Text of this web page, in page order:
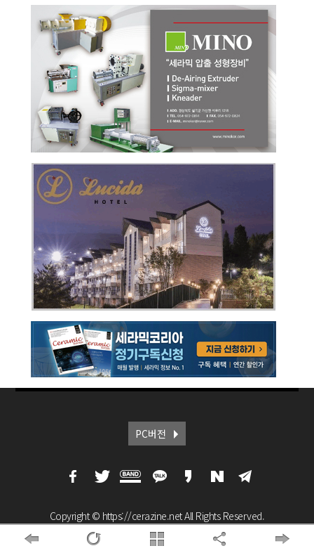
PC버전
Copyright © https://cerazine.net All Rights Reserved.
모든 콘텐츠(기사 등)는 저작권법의 보호를 받는바,
무단 전재, 복사, 배포 등을 금합니다.